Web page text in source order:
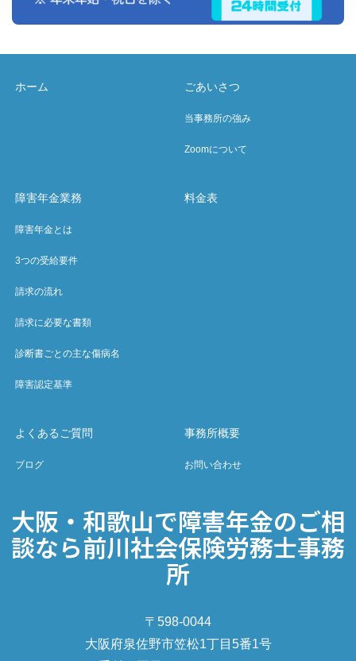
ホーム ごあいさつ
当事務所の強み
Zoomについて
障害年金業務
障害年金とは
3つの受給要件
請求の流れ
請求に必要な書類
診断書ごとの主な傷病名
障害認定基準
料金表
よくあるご質問
ブログ
事務所概要
お問い合わせ
大阪・和歌山で障害年金のご相
談なら前川社会保険労務士事務
所
〒598-0044
大阪府泉佐野市笠松1丁目5番1号